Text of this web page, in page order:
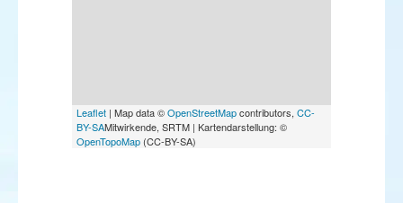
Leaflet | Map data ©OpenStreetMapcontributors, CC-
BY-SAMitwirkende, SRTM | Kartendarstellung: ©
OpenTopoMap (CC-BY-SA)